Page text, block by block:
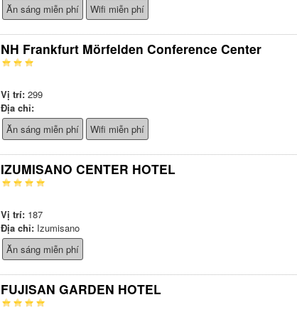
Ăn sáng miễn phí
Wifi miễn phí
NH Frankfurt Mörfelden Conference Center
Vị trí: 299
Địa chỉ:
Ăn sáng miễn phí
Wifi miễn phí
IZUMISANO CENTER HOTEL
Vị trí: 187
Địa chỉ: Izumisano
Ăn sáng miễn phí
FUJISAN GARDEN HOTEL